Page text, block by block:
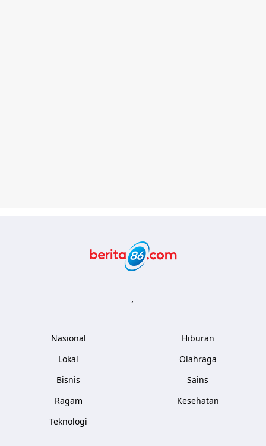
,
Nasional
Lokal
Bisnis
Ragam
Teknologi
Hiburan
Olahraga
Sains
Kesehatan